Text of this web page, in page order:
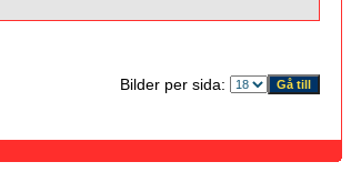
Bilder per sida: